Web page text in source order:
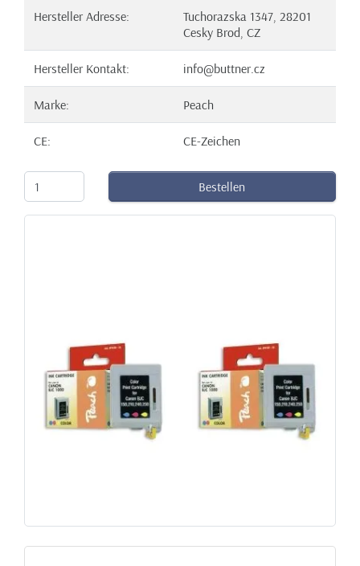
Hersteller Adresse:
Tuchorazska 1347, 28201
Cesky Brod, CZ
Hersteller Kontakt: info@buttner.cz
Marke: Peach
CE: CE-Zeichen
Bestellen